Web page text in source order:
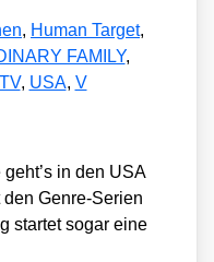
, Human Target,
FAMILY,
TV, USA, V
in den USA
Gen­re-Seri­en
star­tet sogar eine